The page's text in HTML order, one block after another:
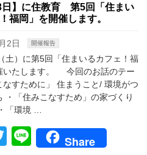
日】に住教育 第5回「住まい
福岡」を開催します。
2日 開催報告
土）に第5回「住まいるカフェ！福
いたします。 今回のお話のテー
なすために」 住まうこと/ 環境がつ
・「住みこなすため」の家づくり
「環境 …
Twitter
LineShare